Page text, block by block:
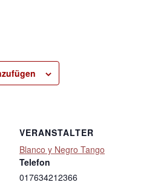
VERANSTALTER
Blanco y Negro Tango
Telefon
017634212366